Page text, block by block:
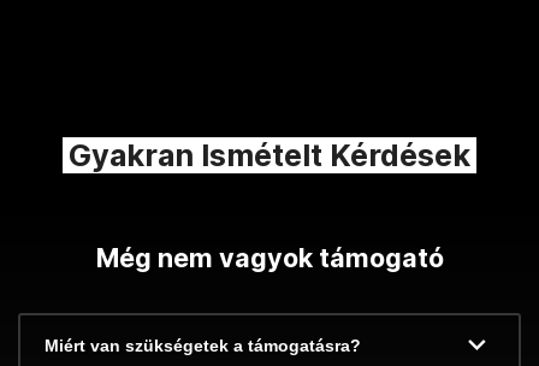
Gyakran Ismételt Kérdések
Még nem vagyok támogató
Miért van szükségetek a támogatásra?